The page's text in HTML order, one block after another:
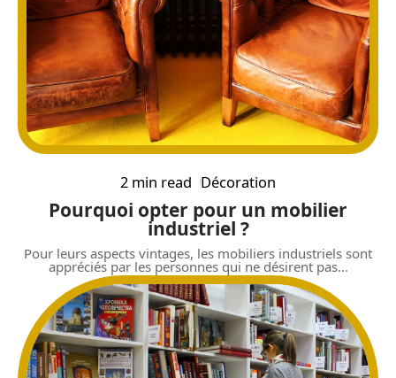
2 min read Décoration
Pourquoi opter pour un mobilier
industriel ?
Pour leurs aspects vintages, les mobiliers industriels sont
appréciés par les personnes qui ne désirent pas…